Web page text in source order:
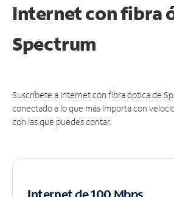
Internet con fibra
Spectrum
Suscríbete a Internet con fibra óptica de
conectado a lo que más importa con
con las que puedes contar.
Internet de 100 Mbps